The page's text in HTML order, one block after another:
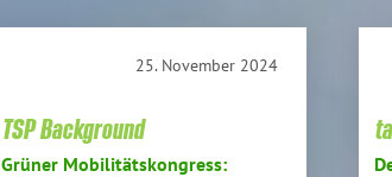
25. November 2024
TSP Background
Grüner Mobilitätskongress: